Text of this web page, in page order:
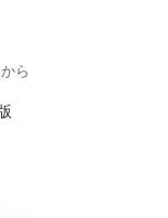
ら